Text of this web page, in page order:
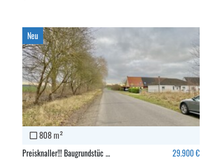
Neu
808 m²
Preisknaller!!! Baugrundstüc ... 29.900 €